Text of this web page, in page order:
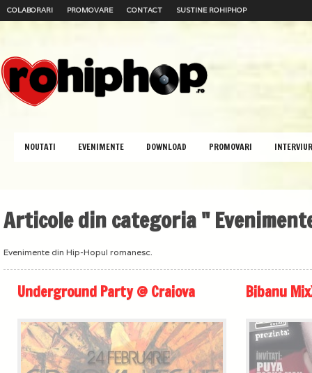
COLABORARI PROMOVARE CONTACT SUSTINE ROHIPHOP
NOUTATI EVENIMENTE DOWNLOAD PROMOVARI
Articole din categoria "
Evenimente din Hip-Hopul romanesc.
Underground Party @ Craiova Bibanu